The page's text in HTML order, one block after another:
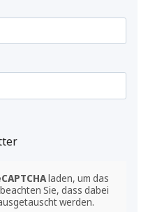
laden, um das
Sie, dass dabei
werden.